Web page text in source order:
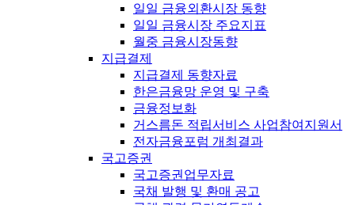
일일 금융외환시장 동향
일일 금융시장 주요지표
월중 금융시장동향
지급결제
지급결제 동향자료
한은금융망 운영 및 구축
금융정보화
거스름돈 적립서비스 사업참여지원서
전자금융포럼 개최결과
국고증권
국고증권업무자료
국채 발행 및 환매 공고